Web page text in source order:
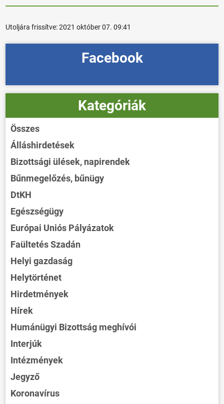
Utoljára frissítve:2021 október 07. 09:41
Facebook
Kategóriák
Összes
Álláshirdetések
Bizottsági ülések, napirendek
Bűnmegelőzés, bűnügy
DtKH
Egészségügy
Európai Uniós Pályázatok
Faültetés Szadán
Helyi gazdaság
Helytörténet
Hirdetmények
Hírek
Humánügyi Bizottság meghívói
Interjúk
Intézmények
Jegyző
Koronavírus